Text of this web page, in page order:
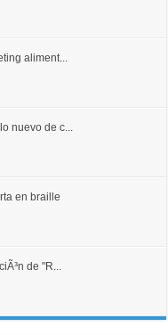
aliment...
nuevo de c...
en braille
de "R...